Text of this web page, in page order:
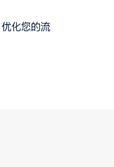
化您的流